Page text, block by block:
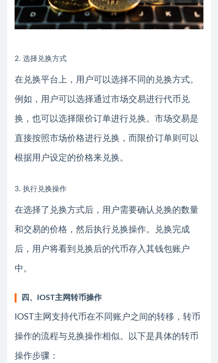
2. 选择兑换方式
在兑换平台上，用户可以选择不同的兑换方式。
例如，用户可以选择通过市场交易进行代币兑
换，也可以选择限价订单进行兑换。市场交易是
直接按照市场价格进行兑换，而限价订单则可以
根据用户设定的价格来兑换。
3. 执行兑换操作
在选择了兑换方式后，用户需要确认兑换的数量
和交易的价格，然后执行兑换操作。兑换完成
后，用户将看到兑换后的代币存入其钱包账户
中。
四、IOST主网转币操作
IOST主网支持代币在不同账户之间的转移，转币
操作的流程与兑换操作相似。以下是具体的转币
操作步骤：